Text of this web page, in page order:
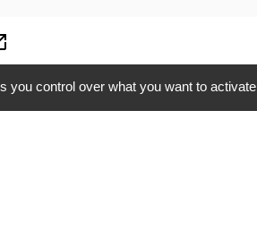
you control over what you want to activate